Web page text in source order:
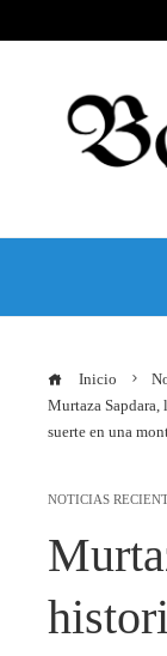
Inicio
Murtaza Sapdara,
suerte en una
NOTICIAS